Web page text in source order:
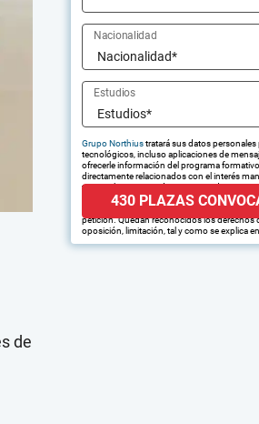
Nacionalidad
Estudios
Grupo Northiustratará sus datos
tecnológicos, incluso aplicaciones de
ofrecerle información del programa
directamente relacionados con el interés
tramitar la contratación correspondiente.
empresas que conforman el Grupo Northius
puedan hacerle llegar la mejor oferta de
petición. Quedan reconocidos los derechos
oposición, limitación, tal y como se explica
430 PLAZAS
de